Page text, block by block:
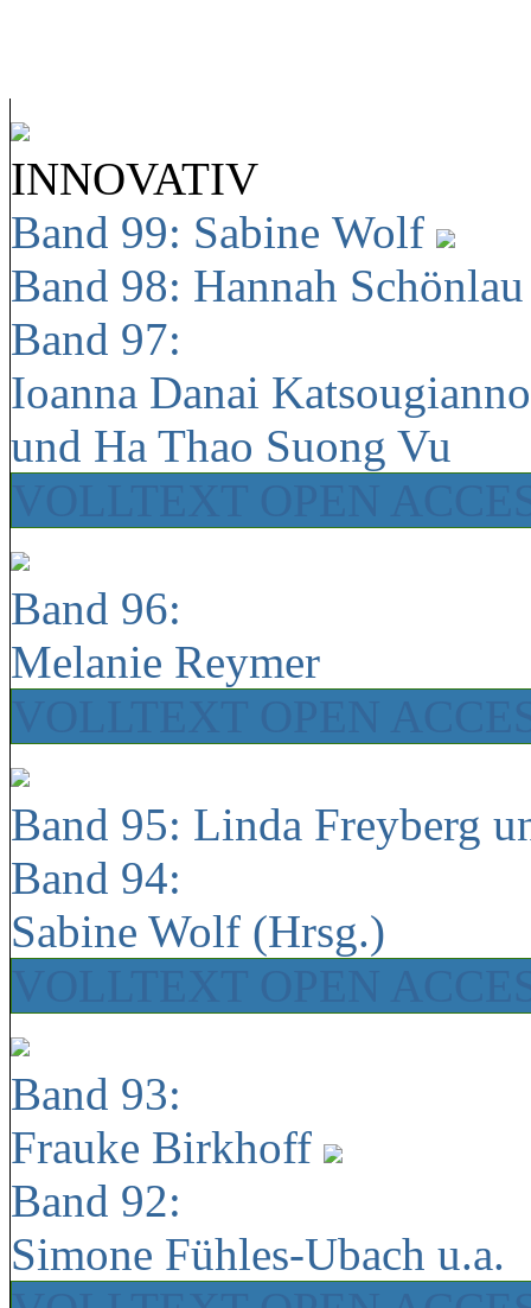
INNOVATIV
Band 99: Sabine Wolf
Band 98: Hannah
Band 97:
Ioanna Danai
und Ha Thao Suong Vu
Band 96:
Melanie Reymer
Band 95: Linda Freyberg
Band 94:
Sabine Wolf (Hrsg.)
Band 93:
Frauke Birkhoff
Band 92:
Simone Fühles-Ubach u.a.